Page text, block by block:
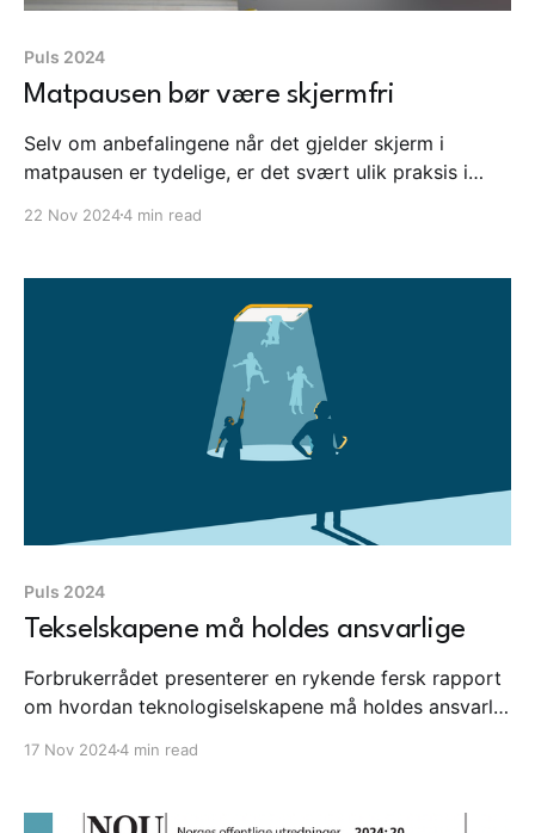
Puls 2024
Matpausen bør være skjermfri
Selv om anbefalingene når det gjelder skjerm i
matpausen er tydelige, er det svært ulik praksis i
Aldersgrense på sosiale medier er også et hett tema
"skjermen" er farlig. Dette og mer
22 Nov 20244 min read
Puls 2024
Tekselskapene må holdes ansvarlige
Forbrukerrådet presenterer en rykende fersk rapport
om hvordan teknologiselskapene må holdes ansvarlig
som en reaksjon på at folk er misfornøyd med X.
17 Nov 20244 min read